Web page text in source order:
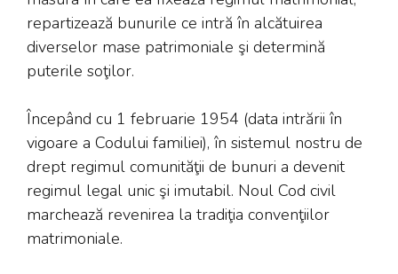
repartizează bunurile ce intră în alcătuirea
diverselor mase patrimoniale şi determină
puterile soţilor.
Începând cu 1 februarie 1954 (data intrării în
vigoare a Codului familiei), în sistemul nostru de
drept regimul comunităţii de bunuri a devenit
regimul legal unic şi imutabil. Noul Cod civil
marchează revenirea la tradiţia convenţiilor
matrimoniale.